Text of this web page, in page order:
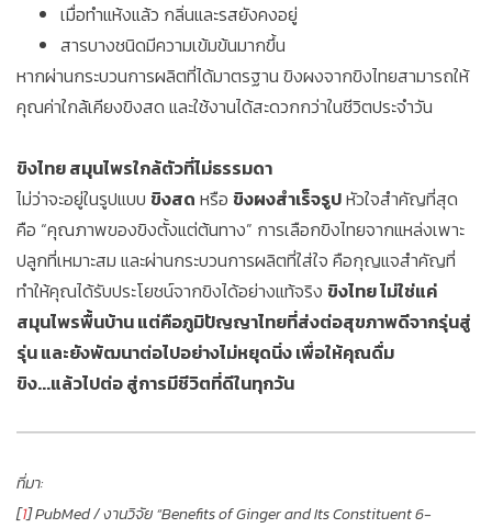
เมื่อทำแห้งแล้ว กลิ่นและรสยังคงอยู่
สารบางชนิดมีความเข้มข้นมากขึ้น
หากผ่านกระบวนการผลิตที่ได้มาตรฐาน ขิงผงจากขิงไทยสามารถให้
คุณค่าใกล้เคียงขิงสด และใช้งานได้สะดวกกว่าในชีวิตประจำวัน
ขิงไทย สมุนไพรใกล้ตัวที่ไม่ธรรมดา
ไม่ว่าจะอยู่ในรูปแบบ ขิงสด หรือ ขิงผงสำเร็จรูปหัวใจสำคัญที่สุด
คือ “คุณภาพของขิงตั้งแต่ต้นทาง” การเลือกขิงไทยจากแหล่งเพาะ
ปลูกที่เหมาะสม และผ่านกระบวนการผลิตที่ใส่ใจ คือกุญแจสำคัญที่
ทำให้คุณได้รับประโยชน์จากขิงได้อย่างแท้จริง ขิงไทย ไม่ใช่แค่
สมุนไพรพื้นบ้าน แต่คือภูมิปัญญาไทยที่ส่งต่อสุขภาพดีจากรุ่นสู่
รุ่น และยังพัฒนาต่อไปอย่างไม่หยุดนิ่ง เพื่อให้คุณดื่ม
ขิง...แล้วไปต่อ สู่การมีชีวิตที่ดีในทุกวัน
ที่มา:
[1] PubMed / งานวิจัย “Benefits of Ginger and Its Constituent 6-